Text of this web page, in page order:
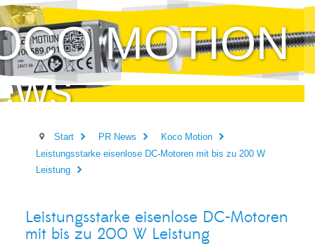
MOTION
Start PR News
Koco Motion
Leistungsstarke eisenlose DC-Motoren mit bis zu 200 W
Leistung
Leistungsstarke eisenlose DC-Motoren
mit bis zu 200 W Leistung